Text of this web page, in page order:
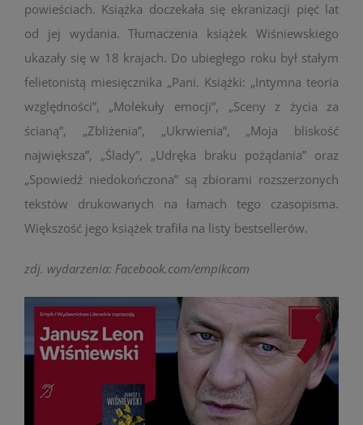
powieściach. Książka doczekała się ekranizacji pięć lat
od jej wydania. Tłumaczenia książek Wiśniewskiego
ukazały się w 18 krajach. Do ubiegłego roku był stałym
felietonistą miesięcznika „Pani. Książki: „Intymna teoria
względności”, „Molekuły emocji”, „Sceny z życia za
ścianą”, „Zbliżenia”, „Ukrwienia”, „Moja bliskość
największa”, „Ślady”, „Udręka braku pożądania” oraz
„Spowiedź niedokończona” są zbiorami rozszerzonych
tekstów drukowanych na łamach tego czasopisma.
Większość jego książek trafiła na listy bestsellerów.
zdj. wydarzenia: Facebook.com/empikcom